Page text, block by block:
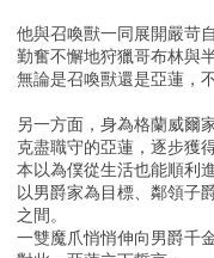
他與召喚獸一同展開嚴苛
勤奮不懈地狩獵哥布林與
無論是召喚獸還是亞蓮，
另一方面，身為格蘭威爾
克盡職守的亞蓮，逐步獲
本以為僕從生活也能順
以男爵家為目標、鄰領子
之間。
一雙魔爪悄悄伸向男爵千